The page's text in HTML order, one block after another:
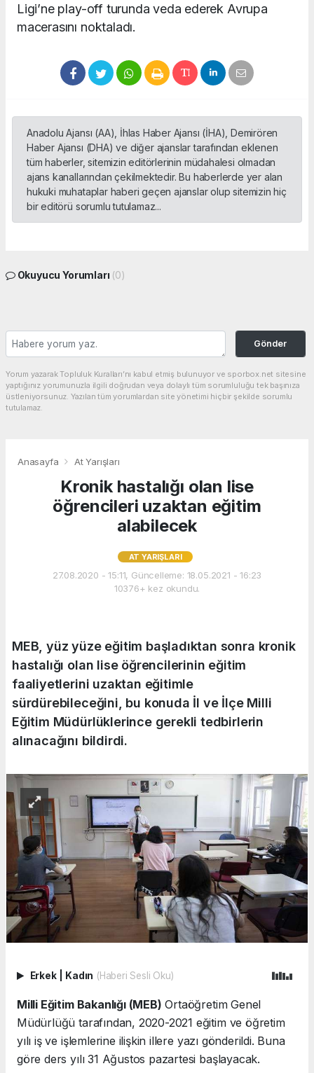
Ligi’ne play-off turunda veda ederek Avrupa
macerasını noktaladı.
Anadolu Ajansı (AA), İhlas Haber Ajansı (İHA), Demirören
Haber Ajansı (DHA) ve diğer ajanslar tarafından eklenen
tüm haberler, sitemizin editörlerinin müdahalesi olmadan
ajans kanallarından çekilmektedir. Bu haberlerde yer alan
hukuki muhataplar haberi geçen ajanslar olup sitemizin hiç
bir editörü sorumlu tutulamaz...
Okuyucu Yorumları (0)
Gönder
Yorum yazarak Topluluk Kuralları’nı kabul etmiş bulunuyor ve sporbox.net sitesine
yaptığınız yorumunuzla ilgili doğrudan veya dolaylı tüm sorumluluğu tek başınıza
üstleniyorsunuz. Yazılan tüm yorumlardan site yönetimi hiçbir şekilde sorumlu
tutulamaz.
Anasayfa At Yarışları
Kronik hastalığı olan lise
öğrencileri uzaktan eğitim
alabilecek
AT YARIŞLARI
27.08.2020 - 15:11, Güncelleme: 18.05.2021 - 16:23
10376+ kez okundu.
MEB, yüz yüze eğitim başladıktan sonra kronik
hastalığı olan lise öğrencilerinin eğitim
faaliyetlerini uzaktan eğitimle
sürdürebileceğini, bu konuda İl ve İlçe Milli
Eğitim Müdürlüklerince gerekli tedbirlerin
alınacağını bildirdi.
Erkek Kadın (Haberi Sesli Oku)
Milli Eğitim Bakanlığı (MEB) Ortaöğretim Genel
Müdürlüğü tarafından, 2020-2021 eğitim ve öğretim
yılı iş ve işlemlerine ilişkin illere yazı gönderildi. Buna
göre ders yılı 31 Ağustos pazartesi başlayacak.